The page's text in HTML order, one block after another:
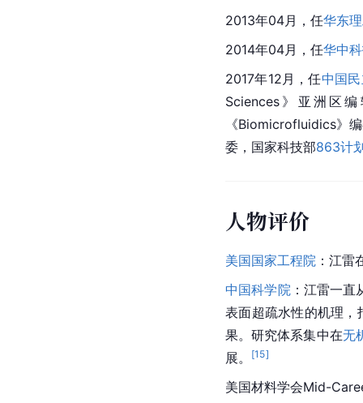
2013年04月，任华东
2014年04月，任华中
2017年12月，任中国
Sciences》亚洲区
《Biomicrofluidics》
委，国家科技部863计
人物评价
美国国家工程院 ：江雷
中国科学院 ：江雷一
表面超疏水性的机理，
果。研究体系集中在无
展。
[15]
美国材料学会Mid-